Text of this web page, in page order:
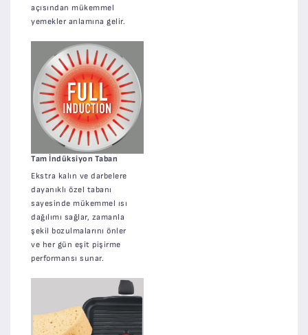
açısından mükemmel
yemekler anlamına gelir.
Tam İndüksiyon Taban
Ekstra kalın ve darbelere
dayanıklı özel tabanı
sayesinde mükemmel ısı
dağılımı sağlar, zamanla
şekil bozulmalarını önler
ve her gün eşit pişirme
performansı sunar.